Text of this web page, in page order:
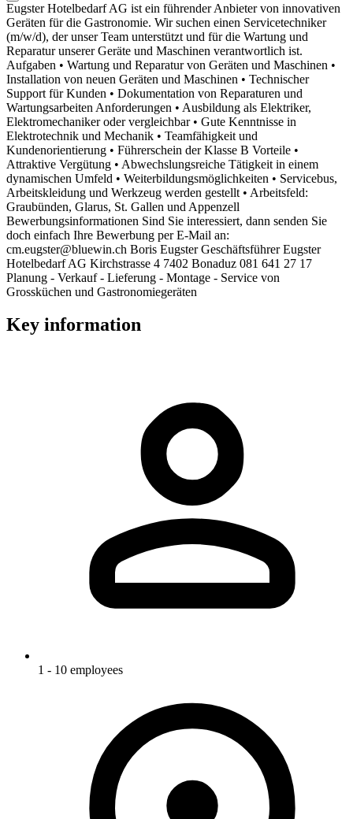
Eugster Hotelbedarf AG ist ein führender Anbieter von innovativen
Geräten für die Gastronomie. Wir suchen einen Servicetechniker
(m/w/d), der unser Team unterstützt und für die Wartung und
Reparatur unserer Geräte und Maschinen verantwortlich ist.
Aufgaben • Wartung und Reparatur von Geräten und Maschinen •
Installation von neuen Geräten und Maschinen • Technischer
Support für Kunden • Dokumentation von Reparaturen und
Wartungsarbeiten Anforderungen • Ausbildung als Elektriker,
Elektromechaniker oder vergleichbar • Gute Kenntnisse in
Elektrotechnik und Mechanik • Teamfähigkeit und
Kundenorientierung • Führerschein der Klasse B Vorteile •
Attraktive Vergütung • Abwechslungsreiche Tätigkeit in einem
dynamischen Umfeld • Weiterbildungsmöglichkeiten • Servicebus,
Arbeitskleidung und Werkzeug werden gestellt • Arbeitsfeld:
Graubünden, Glarus, St. Gallen und Appenzell
Bewerbungsinformationen Sind Sie interessiert, dann senden Sie
doch einfach Ihre Bewerbung per E-Mail an:
cm.eugster@bluewin.ch Boris Eugster Geschäftsführer Eugster
Hotelbedarf AG Kirchstrasse 4 7402 Bonaduz 081 641 27 17
Planung - Verkauf - Lieferung - Montage - Service von
Grossküchen und Gastronomiegeräten
Key information
1 - 10 employees